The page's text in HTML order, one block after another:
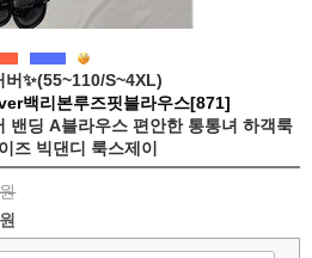
버✨(55~110/S~4XL)
백리본루즈핏블라우스[871]
밴딩 A블라우스 편안한 통통녀 하객룩
즈 빅댄디 룩스제이